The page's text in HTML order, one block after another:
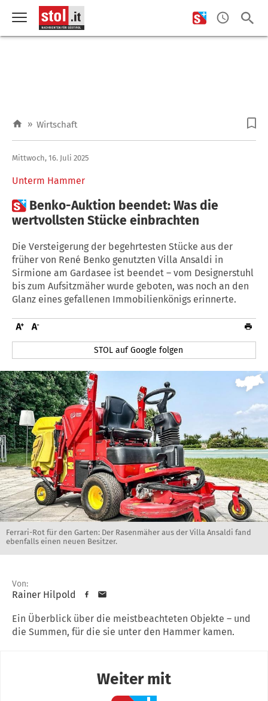
» Wirtschaft
Unterm Hammer
Mittwoch, 16. Juli 2025
 Benko-Auktion beendet: Was die
wertvollsten Stücke einbrachten
Die Versteigerung der begehrtesten Stücke aus der
früher von René Benko genutzten Villa Ansaldi in
Sirmione am Gardasee ist beendet – vom Designerstuhl
bis zum Aufsitzmäher wurde geboten, was noch an den
Glanz eines gefallenen Immobilienkönigs erinnerte.
STOL auf Google folgen
Ferrari-Rot für den Garten: Der Rasenmäher aus der Villa Ansaldi fand
ebenfalls einen neuen Besitzer.
Von:
Rainer Hilpold
Ein Überblick über die meistbeachteten Objekte – und
die Summen, für die sie unter den Hammer kamen.